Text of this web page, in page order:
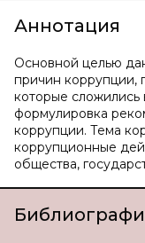
Аннотация
Основной целью
причин коррупции,
которые
формулировка
коррупции. Тема
коррупционные
общества,